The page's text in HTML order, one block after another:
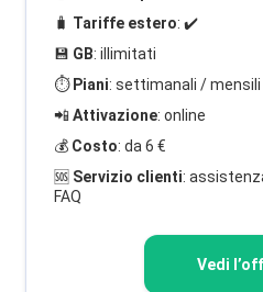
🧳 Tariffe estero: ✔️
💾 GB: illimitati
⏱️ Piani: settimanali / mensili
📲Attivazione: online
💰 Costo: da 6 €
🆘 Servizio clienti:
FAQ
Vedi